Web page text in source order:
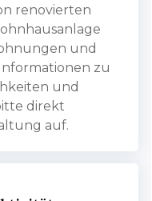
renovierten
und
zu
und
direkt
auf.